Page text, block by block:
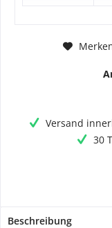
Versand
30
Beschreibung